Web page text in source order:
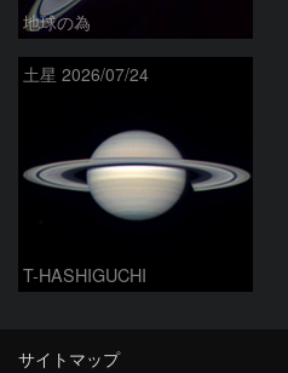
地球の為
土星 2026/07/24
T-HASHIGUCHI
サイトマップ